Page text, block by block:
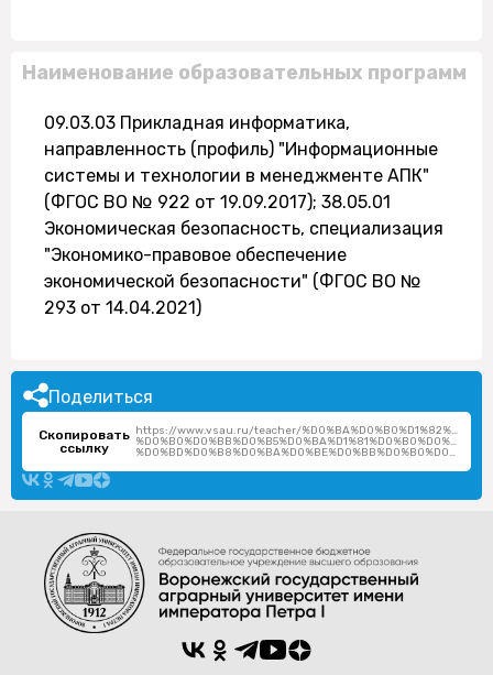
Наименование образовательных программ
09.03.03 Прикладная информатика,
направленность (профиль) "Информационные
системы и технологии в менеджменте АПК"
(ФГОС ВО № 922 от 19.09.2017); 38.05.01
Экономическая безопасность, специализация
"Экономико-правовое обеспечение
экономической безопасности" (ФГОС ВО №
293 от 14.04.2021)
Поделиться
Скопировать
ссылку
https://www.vsau.ru/teacher/
%D0%BD%D0%B8%D0%BA%D0%BE%D0%BB%D0%B0%D0%B5%D0%B2%D0%B8%D1%87/